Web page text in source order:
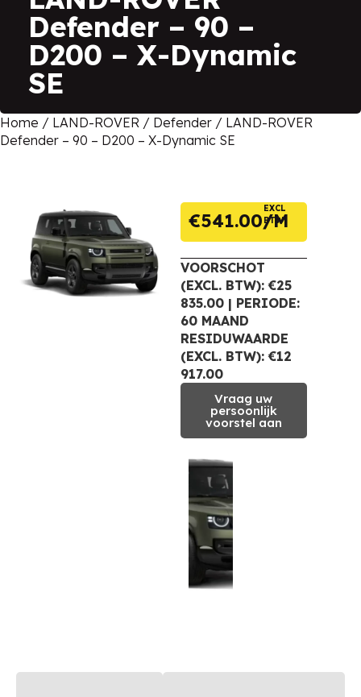
Defender – 90 –
D200 – X-Dynamic
SE
Home / LAND-ROVER / Defender / LAND-ROVER
Defender – 90 – D200 – X-Dynamic SE
€541.00
EXCL
BTW
VOORSCHOT
(EXCL. BTW): €25
835.00 | PERIODE:
60 MAAND
RESIDUWAARDE
(EXCL. BTW): €12
917.00
Vraag uw
persoonlijk
voorstel aan